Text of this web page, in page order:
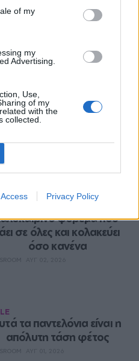
of my
my
Advertising.
Use,
of my
with the
collected.
Privacy Policy
Θέματα
Johnson φορά το
φόρεμα που
σε όλες και κολακεύει
όσο κανένα
τα παντελόνια είναι η
απόλυτη τάση φέτος